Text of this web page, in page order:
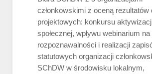
członkowskimi z oceną rezultatów
projektowych: konkursu
społecznej, wpływu webinarium
rozpoznawalności i realizacji
statutowych organizacji
SChDW w środowisku lokalnym,